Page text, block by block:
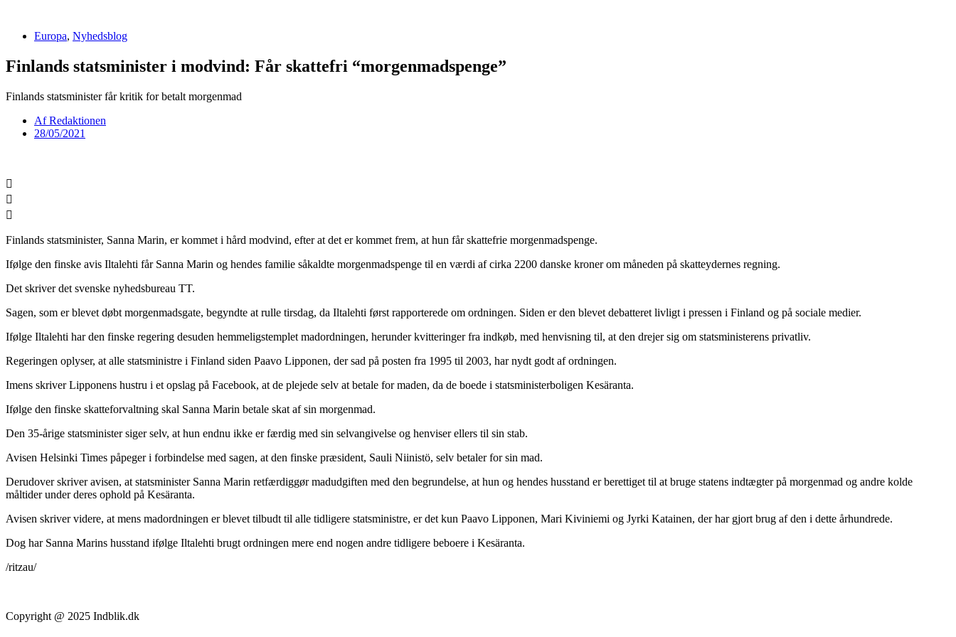
indholdEuropa, Nyhedsblog
Finlands statsminister i modvind: Får skattefri “morgenmadspenge”
Finlands statsminister får kritik for betalt morgenmad
AfRedaktionen
28/05/2021
Finlands statsminister, Sanna Marin, er kommet i hård modvind, efter at det er kommet frem, at hun får skattefrie morgenmadspenge.
Ifølge den finske avis Iltalehti får Sanna Marin og hendes familie såkaldte morgenmadspenge til en værdi af cirka 2200 danske kroner om måneden på skatteydernes regning.
Det skriver det svenske nyhedsbureau TT.
Sagen, som er blevet døbt morgenmadsgate, begyndte at rulle tirsdag, da Iltalehti først rapporterede om ordningen. Siden er den blevet debatteret livligt i pressen i Finland og på sociale medier.
Ifølge Iltalehti har den finske regering desuden hemmeligstemplet madordningen, herunder kvitteringer fra indkøb, med henvisning til, at den drejer sig om statsministerens privatliv.
Regeringen oplyser, at alle statsministre i Finland siden Paavo Lipponen, der sad på posten fra 1995 til 2003, har nydt godt af ordningen.
Imens skriver Lipponens hustru i et opslag på Facebook, at de plejede selv at betale for maden, da de boede i statsministerboligen Kesäranta.
Ifølge den finske skatteforvaltning skal Sanna Marin betale skat af sin morgenmad.
Den 35-årige statsminister siger selv, at hun endnu ikke er færdig med sin selvangivelse og henviser ellers til sin stab.
Avisen Helsinki Times påpeger i forbindelse med sagen, at den finske præsident, Sauli Niinistö, selv betaler for sin mad.
Derudover skriver avisen, at statsminister Sanna Marin retfærdiggør madudgiften med den begrundelse, at hun og hendes husstand er berettiget til at bruge statens indtægter på morgenmad og andre kolde
måltider under deres ophold på Kesäranta.
Avisen skriver videre, at mens madordningen er blevet tilbudt til alle tidligere statsministre, er det kun Paavo Lipponen, Mari Kiviniemi og Jyrki Katainen, der har gjort brug af den i dette århundrede.
Dog har Sanna Marins husstand ifølge Iltalehti brugt ordningen mere end nogen andre tidligere beboere i Kesäranta.
/ritzau/
Copyright @ 2025 Indblik.dk